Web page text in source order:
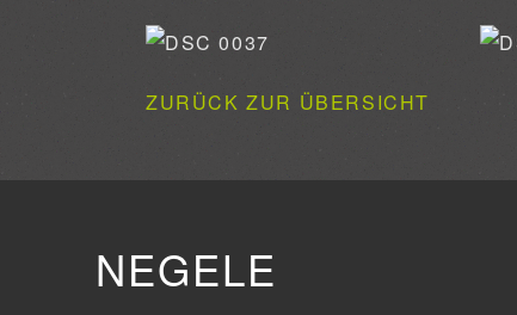
ZURÜCK ZUR ÜBERSICHT
NEGELE